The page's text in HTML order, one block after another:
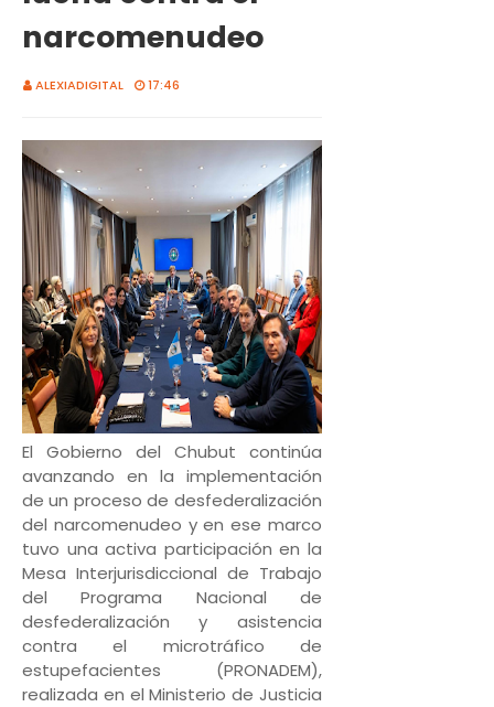
narcomenudeo
ALEXIADIGITAL 17:46
El Gobierno del Chubut continúa
avanzando en la implementación
de un proceso de desfederalización
del narcomenudeo y en ese marco
tuvo una activa participación en la
Mesa Interjurisdiccional de Trabajo
del Programa Nacional de
desfederalización y asistencia
contra el microtráfico de
estupefacientes (PRONADEM),
realizada en el Ministerio de Justicia